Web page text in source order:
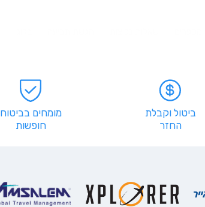
ביטול וקבלת
החזר
מומחים בביטוח
חופשות